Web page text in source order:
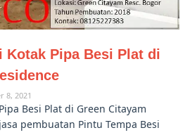
Kotak Pipa Besi Plat di
8, 2021
Besi Plat di Green Citayam
pembuatan Pintu Tempa Besi